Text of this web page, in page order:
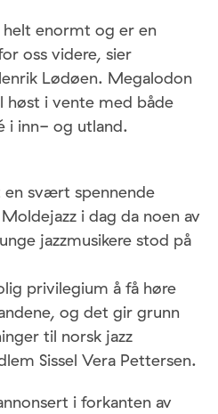
enormt og er en
oss videre, sier
Lødøen. Megalodon
høst i vente med både
i inn- og utland.
svært spennende
i dag da noen av
jazzmusikere stod på
privilegium å få høre
og det gir grunn
til norsk jazz
Sissel Vera Pettersen.
i forkanten av